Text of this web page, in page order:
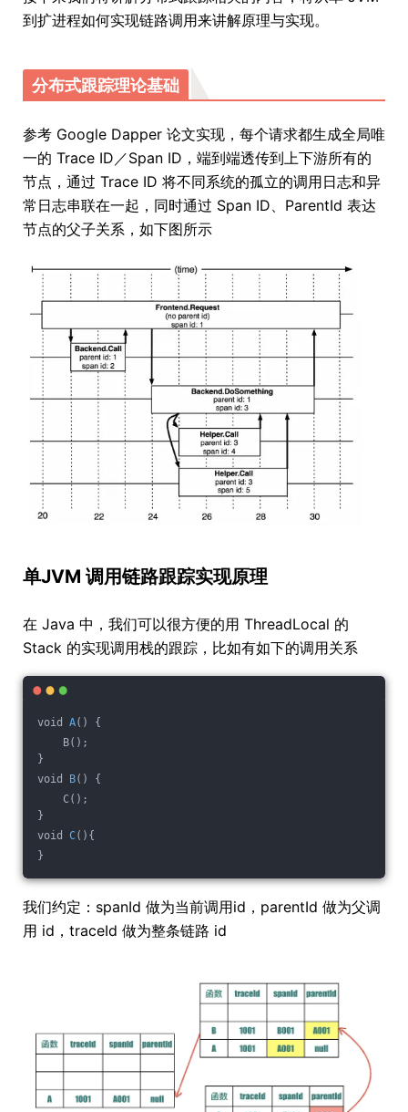
到扩进程如何实现链路调用来讲解原理与实现。
分布式跟踪理论基础
参考 Google Dapper 论文实现，每个请求都生成全局唯
一的 Trace ID／Span ID，端到端透传到上下游所有的
节点，通过 Trace ID 将不同系统的孤立的调用日志和异
常日志串联在一起，同时通过 Span ID、ParentId 表达
节点的父子关系，如下图所示
单JVM 调用链路跟踪实现原理
在 Java 中，我们可以很方便的用 ThreadLocal 的
Stack 的实现调用栈的跟踪，比如有如下的调用关系
void A() {
B();
}
void B() {
C();
}
void C(){
}
我们约定：spanId 做为当前调用id，parentId 做为父调
用 id，traceId 做为整条链路 id